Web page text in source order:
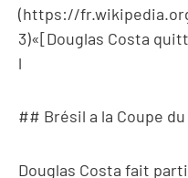
(https://
3)«[Douglas Costa
l
## Brésil a la Coupe
Douglas Costa fait